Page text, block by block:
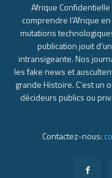
Afrique
comprendre l’Afrique
mutations
publication jouit
intransigeante. Nos
les fake news et
grande Histoire. C’est un
décideurs publics ou
Contactez-nous: